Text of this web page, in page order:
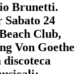
Brunetti.
Sabato 24
Club,
Von Goethe
discoteca